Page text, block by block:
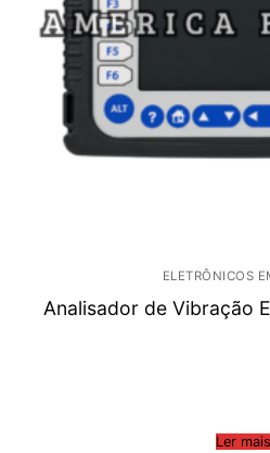
ELETRÔNICOS
Analisador de Vibração
Ler mais